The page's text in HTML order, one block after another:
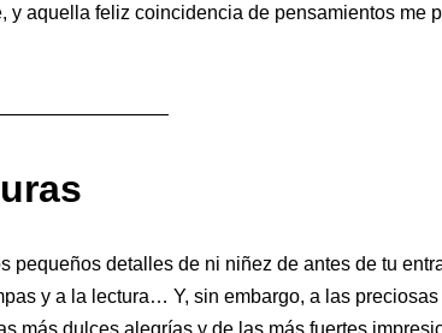
aquella feliz coincidencia de pensamientos me
pequeños detalles de ni niñez de antes de tu
y a la lectura… Y, sin embargo, a las
más dulces alegrías y de las más fuertes